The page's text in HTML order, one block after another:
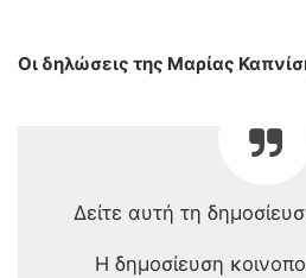
Οι δηλώσεις της Μαρίας
Δείτε αυτή τη
Η δημοσίευση